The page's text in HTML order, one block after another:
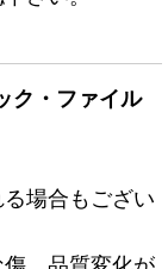
ク・ファイル
場合もござい